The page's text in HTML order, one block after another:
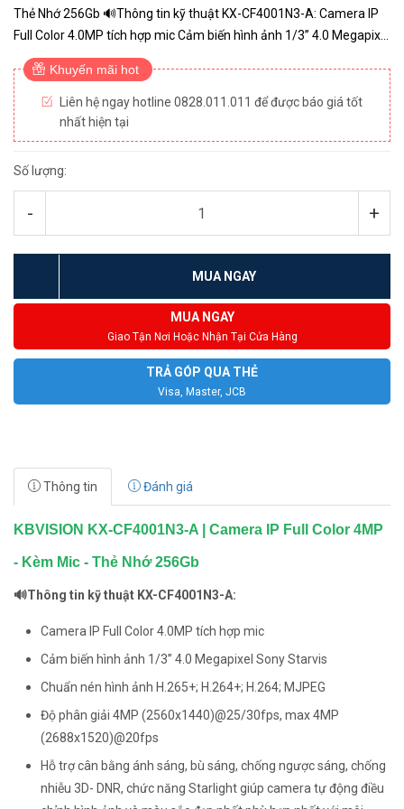
Thẻ Nhớ 256Gb 🔊Thông tin kỹ thuật KX-CF4001N3-A: Camera IP
Full Color 4.0MP tích hợp mic Cảm biến hình ảnh 1/3” 4.0 Megapixel
Sony Starvis Chuẩn nén hình ảnh H.265+; H.264+...
Khuyến mãi hot
Liên hệ ngay hotline 0828.011.011 để được báo giá tốt
nhất hiện tại
Số lượng:
- +
MUA NGAY
MUA NGAY
Giao Tận Nơi Hoặc Nhận Tại Cửa Hàng
TRẢ GÓP QUA THẺ
Visa, Master, JCB
Thông tin Đánh giá
KBVISION KX-CF4001N3-A | Camera IP Full Color 4MP
- Kèm Mic - Thẻ Nhớ 256Gb
🔊Thông tin kỹ thuật KX-CF4001N3-A:
Camera IP Full Color 4.0MP tích hợp mic
Cảm biến hình ảnh 1/3” 4.0 Megapixel Sony Starvis
Chuẩn nén hình ảnh H.265+; H.264+; H.264; MJPEG
Độ phân giải 4MP (2560x1440)@25/30fps, max 4MP
(2688x1520)@20fps
Hỗ trợ cân bằng ánh sáng, bù sáng, chống ngược sáng, chống
nhiễu 3D- DNR, chức năng Starlight giúp camera tự động điều